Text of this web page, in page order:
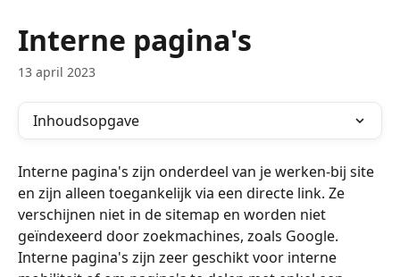
Interne pagina's
13 april 2023
Inhoudsopgave
Interne pagina's zijn onderdeel van je werken-bij site
en zijn alleen toegankelijk via een directe link. Ze
verschijnen niet in de sitemap en worden niet
geïndexeerd door zoekmachines, zoals Google.
Interne pagina's zijn zeer geschikt voor interne